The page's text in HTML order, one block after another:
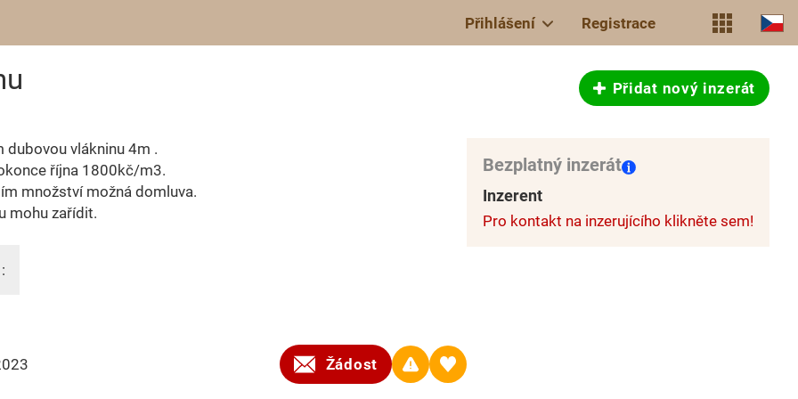
Přihlášení Registrace
Přidat nový inzerát
dubovou vlákninu 4m .
října 1800kč/m3.
množství možná domluva.
mohu zařídit.
Žádost
Bezplatný inzerát
Inzerent
Pro kontakt na inzerujícího klikněte sem!